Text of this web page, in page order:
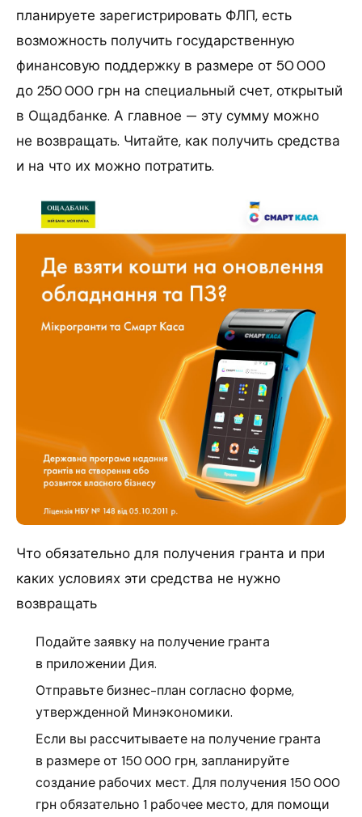
планируете зарегистрировать ФЛП, есть
возможность получить государственную
финансовую поддержку в размере от 50 000
до 250 000 грн на специальный счет, открытый
в Ощадбанке. А главное — эту сумму можно
не возвращать. Читайте, как получить средства
и на что их можно потратить.
Что обязательно для получения гранта и при
каких условиях эти средства не нужно
возвращать
Подайте заявку на получение гранта
в приложении Дия.
Отправьте бизнес-план согласно форме,
утвержденной Минэкономики.
Если вы рассчитываете на получение гранта
в размере от 150 000 грн, запланируйте
создание рабочих мест. Для получения 150 000
грн обязательно 1 рабочее место, для помощи